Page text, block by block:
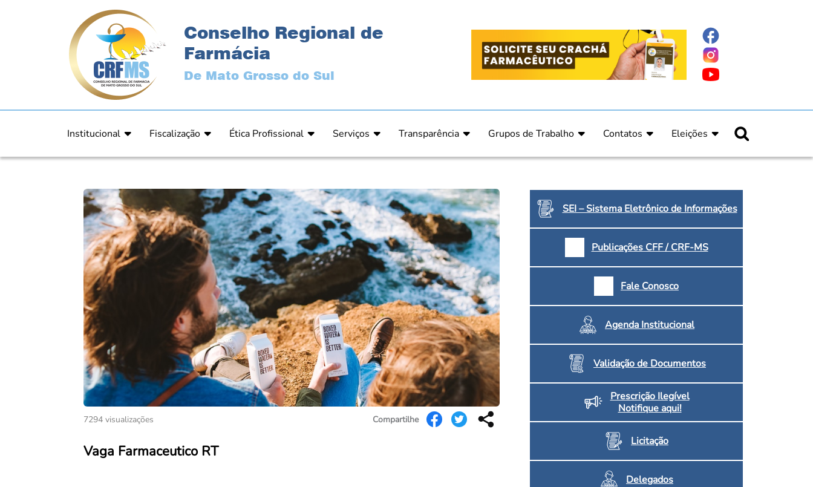
Conselho Regional de
Farmácia
De Mato Grosso do Sul
Institucional
Estrutura
Diretoria
Plenário
Ex Presidentes
Equipe
Fiscalização
Orientação
Processos Fiscais
Relatórios
Ética Profissional
Comunicado de Julgamento
Resultado de Julgamento / Acórdão
Relatório Comissão de Ética CRFMS
Serviços
Cartas de Serviços – Procedimentos e formulários
Prazos de Processos Secretaria
Orientações Técnicas
Ouvidoria
Dúvidas Frequentes
Convenção Coletiva 2025/2026 – Piso salarial Farmácias e Drogaria
Consulta de Farmacêuticos e Estabelecimentos Inscritos no CRF/MS
Transparência
Proteção de Dados – LGPD
Grupos de Trabalho
Estética
Farmácia Hospitalar e Oncologia
Pesquisa Clínica
Saúde Pública e Indígena
Contatos
Eleições
Candidatos
7294 visualizações Compartilhe
Vaga Farmaceutico RT
SEI – Sistema Eletrônico de Informações
Publicações CFF / CRF-MS
Fale Conosco
Agenda Institucional
Validação de Documentos
Prescrição Ilegível
Notifique aqui!
Licitação
Delegados